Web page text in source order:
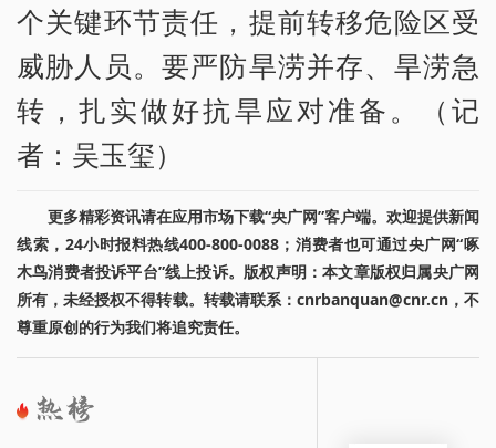
个关键环节责任，提前转移危险区受
威胁人员。要严防旱涝并存、旱涝急
转，扎实做好抗旱应对准备。（记
者：吴玉玺）
更多精彩资讯请在应用市场下载“央广网”客户端。欢迎提供新闻
线索，24小时报料热线400-800-0088；消费者也可通过央广网“啄
木鸟消费者投诉平台”线上投诉。版权声明：本文章版权归属央广网
所有，未经授权不得转载。转载请联系：cnrbanquan@cnr.cn，不
尊重原创的行为我们将追究责任。